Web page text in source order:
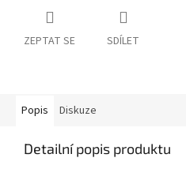
ZEPTAT SE SDÍLET
Popis Diskuze
Detailní popis produktu